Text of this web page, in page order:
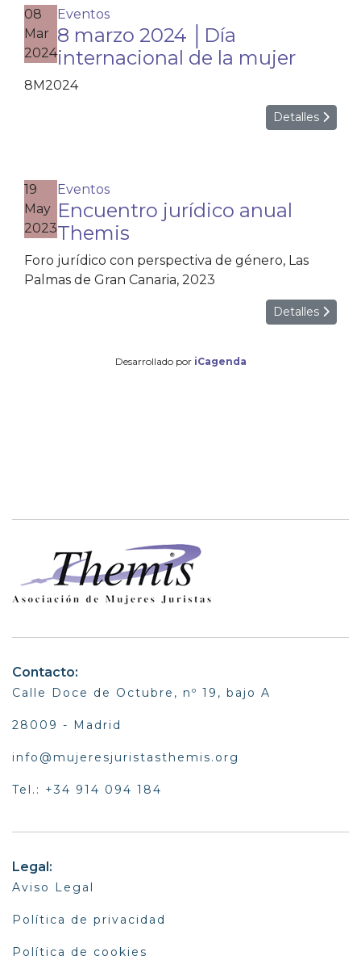
08
Mar
2024
Eventos
8 marzo 2024 │Día
internacional de la mujer
8M2024
Detalles
19
May
2023
Eventos
Encuentro jurídico anual
Themis
Foro jurídico con perspectiva de género, Las
Palmas de Gran Canaria, 2023
Detalles
Desarrollado por iCagenda
Contacto:
Calle Doce de Octubre, nº 19, bajo A
28009 - Madrid
info@mujeresjuristasthemis.org
Tel.: +34 914 094 184
Legal:
Aviso Legal
Política de privacidad
Política de cookies